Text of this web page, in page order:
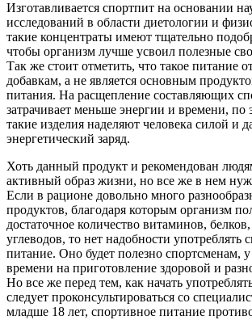
Изготавливается спортпит на основании
исследований в области диетологии и
такие концентраты имеют тщательно
чтобы организм лучше усвоил полезные
Так же стоит отметить, что такое питание
добавкам, а не является основным
питания. На расщепление составляющих
затрачивает меньше энергии и времени, по
такие изделия наделяют человека силой и
энергетический заряд.
Хоть данный продукт и рекомендован
активный образ жизни, но все же в нем
Если в рационе довольно много
продуктов, благодаря которым организм
достаточное количество витаминов,
углеводов, то нет надобности употреблять
питание. Оно будет полезно спортсменам,
времени на приготовление здоровой и
Но все же перед тем, как начать
следует проконсультироваться со
младше 18 лет, спортивное питание